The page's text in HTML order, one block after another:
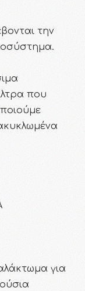
την
που
για